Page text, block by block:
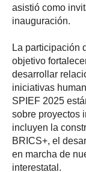
asistió como
inauguración.
La participación
objetivo
desarrollar
iniciativas
SPIEF 2025
sobre proyectos
incluyen la
BRICS+, el
en marcha de
interestatal.